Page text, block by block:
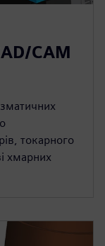
CAM
токарного
хмарних